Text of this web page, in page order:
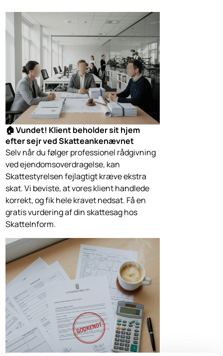
🏠 Vundet! Klient beholder sit hjem
efter sejr ved Skatteankenævnet
Selv når du følger professionel rådgivning
ved ejendomsoverdragelse, kan
Skattestyrelsen fejlagtigt kræve ekstra
skat. Vi beviste, at vores klient handlede
korrekt, og fik hele kravet nedsat. Få en
gratis vurdering af din skattesag hos
SkatteInform.